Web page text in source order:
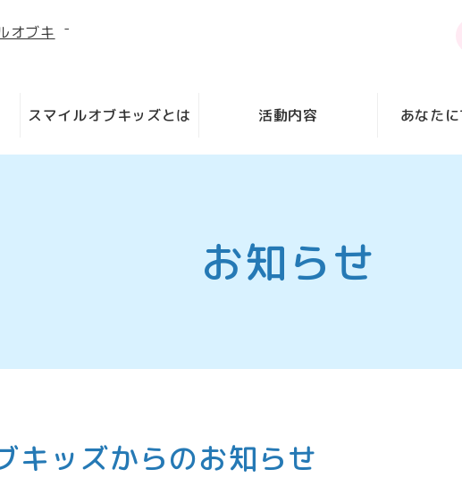
-
スマイルオブキッズとは 活動内容 あなた
お知らせ
キッズからのお知らせ